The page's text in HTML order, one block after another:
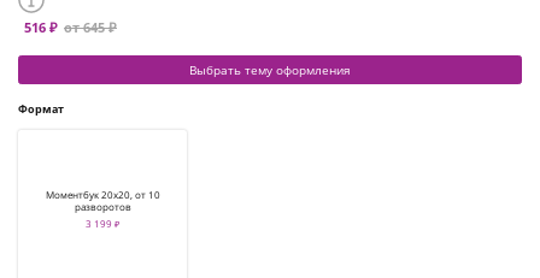
516 ₽ от 645 ₽
Выбрать тему оформления
Формат
Моментбук 20х20, от 10
разворотов
3 199 ₽